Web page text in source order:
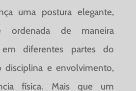
uma postura elegante,
ordenada de maneira
em diferentes partes do
disciplina e envolvimento,
física. Mais que um